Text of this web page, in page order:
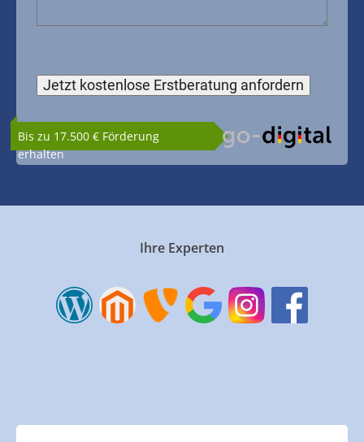
Bis zu 17.500 € Förderung
erhalten
Ihre Experten